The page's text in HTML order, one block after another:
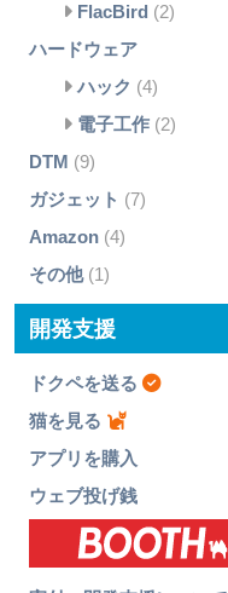
FlacBird (2)
ハードウェア
ハック (4)
電子工作(2)
DTM (9)
ガジェット (7)
Amazon(4)
その他(1)
開発支援
ドクペを送る
猫を見る
アプリを購入
ウェブ投げ銭